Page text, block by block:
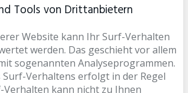
Tools von Drittanbietern
Website kann Ihr Surf-Verhalten
werden. Das geschieht vor allem
sogenannten Analyseprogrammen.
Surf-Verhaltens erfolgt in der Regel
Verhalten kann nicht zu Ihnen